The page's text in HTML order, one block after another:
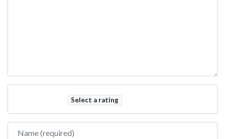
Select a rating
Name